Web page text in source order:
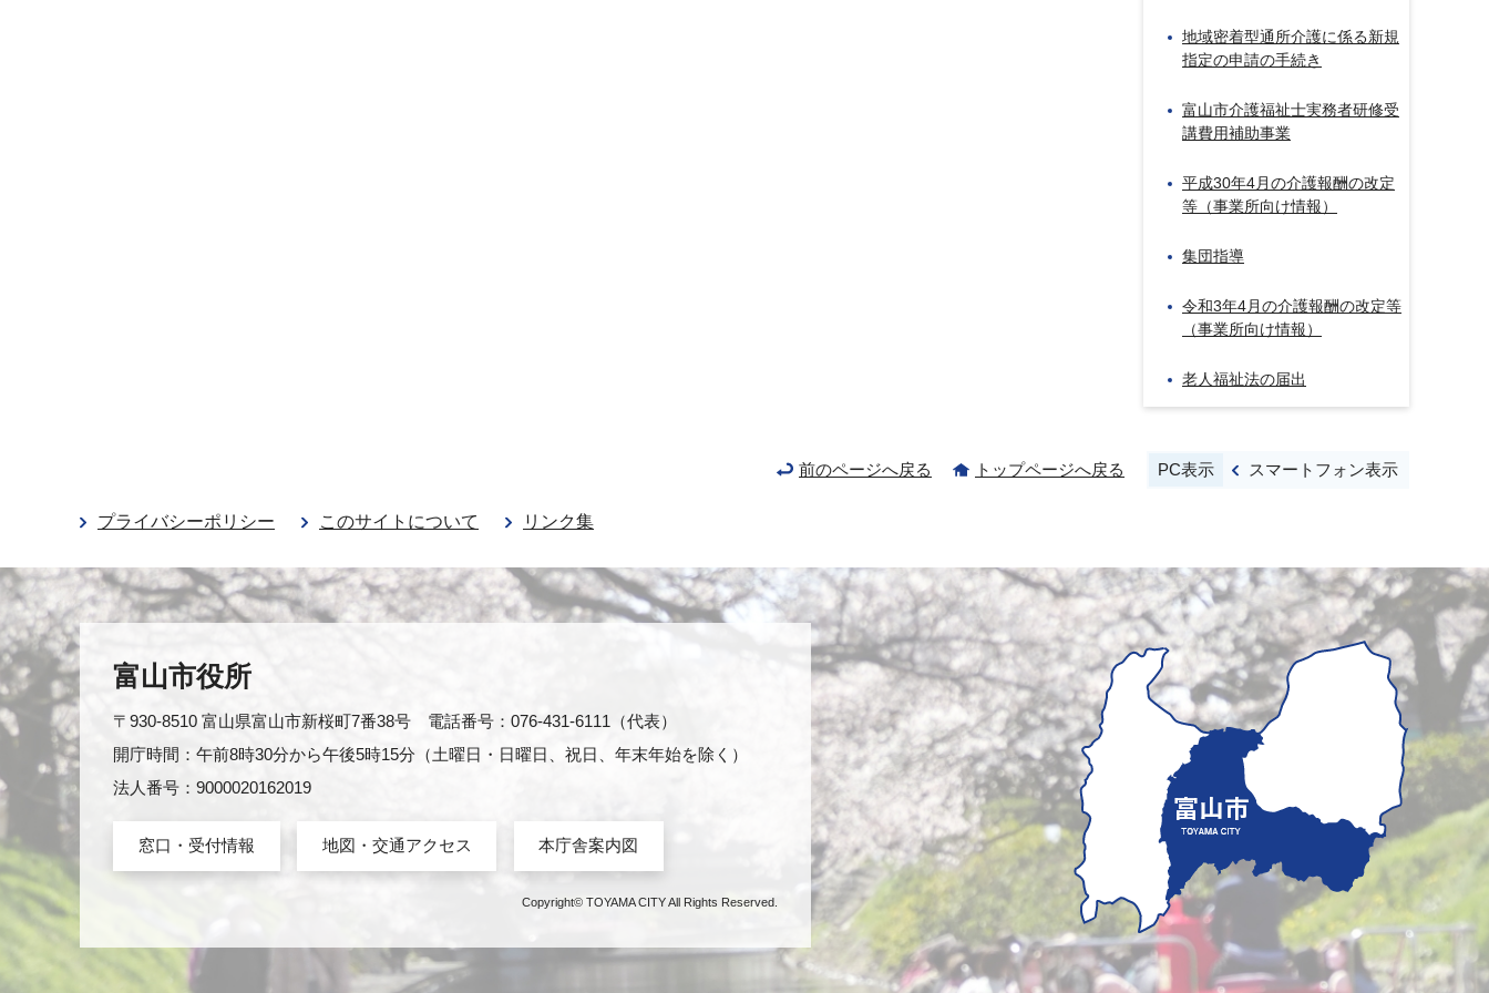
地域密着型通所介護に係る新規
指定の申請の手続き
富山市介護福祉士実務者研修受
講費用補助事業
平成30年4月の介護報酬の改定
等（事業所向け情報）
集団指導
令和3年4月の介護報酬の改定等
（事業所向け情報）
老人福祉法の届出
前のページへ戻る トップページへ戻る PC表示 スマートフォン表示
プライバシーポリシー このサイトについて リンク集
富山市役所
〒930-8510 富山県富山市新桜町7番38号 電話番号：076-431-6111（代表）
開庁時間：午前8時30分から午後5時15分（土曜日・日曜日、祝日、年末年始を除く）
法人番号：9000020162019
窓口・受付情報 地図・交通アクセス 本庁舎案内図
Copyright© TOYAMA CITY All Rights Reserved.